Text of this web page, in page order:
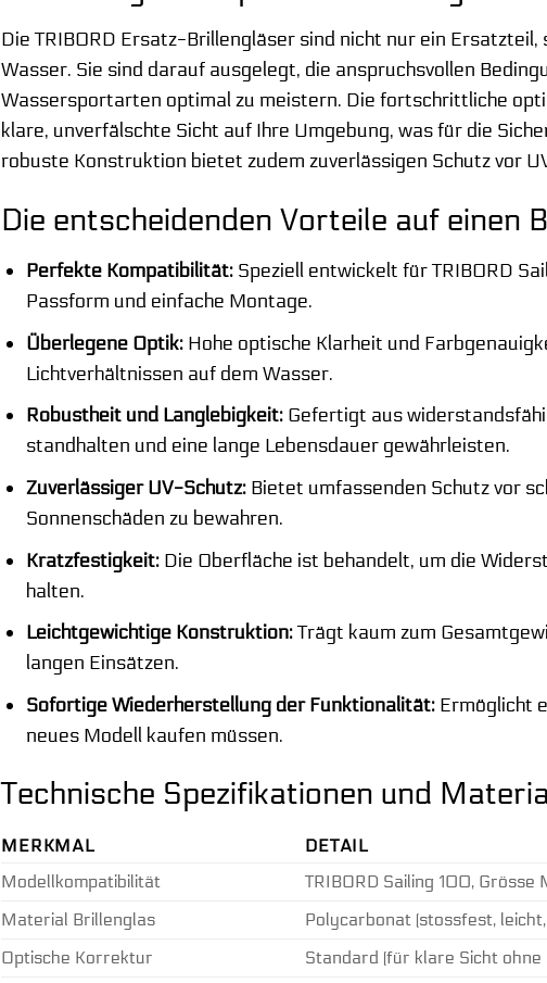
Die TRIBORD Ersatz-Brillengläser sind nicht nur ein
Wasser. Sie sind darauf ausgelegt, die anspruchsvollen
Wassersportarten optimal zu meistern. Die fortschrittliche
klare, unverfälschte Sicht auf Ihre Umgebung, was für die
robuste Konstruktion bietet zudem zuverlässigen Schutz vor
Die entscheidenden Vorteile auf einen
Perfekte Kompatibilität: Speziell entwickelt für TRIBORD
Passform und einfache Montage.
Überlegene Optik: Hohe optische Klarheit und
Lichtverhältnissen auf dem Wasser.
Robustheit und Langlebigkeit: Gefertigt aus
standhalten und eine lange Lebensdauer gewährleisten.
Zuverlässiger UV-Schutz: Bietet umfassenden Schutz vor
Sonnenschäden zu bewahren.
Kratzfestigkeit: Die Oberfläche ist behandelt, um die
halten.
Leichtgewichtige Konstruktion:Trägt kaum zum
langen Einsätzen.
Sofortige Wiederherstellung der Funktionalität: Ermöglicht
neues Modell kaufen müssen.
Technische Spezifikationen und
MERKMAL
DETAIL
Modellkompatibilität
TRIBORD Sailing 100, Grösse
Material Brillenglas
Polycarbonat (stossfest,
Optische Korrektur
Standard (für klare Sicht